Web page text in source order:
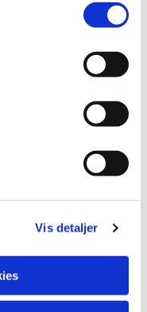
Vis detaljer
kunne